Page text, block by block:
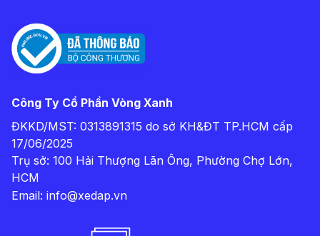
Công Ty Cổ Phần Vòng Xanh
ĐKKD/MST: 0313891315 do sở KH&ĐT TP.HCM cấp
17/06/2025
Trụ sở: 100 Hải Thượng Lãn Ông, Phường Chợ Lớn,
HCM
Email: info@xedap.vn